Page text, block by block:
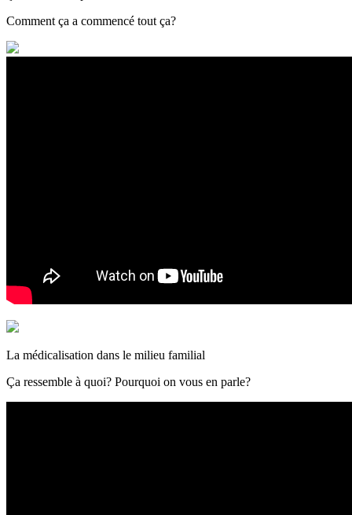
Comment ça a commencé tout ça?
La médicalisation dans le milieu familial
Ça ressemble à quoi? Pourquoi on vous en parle?